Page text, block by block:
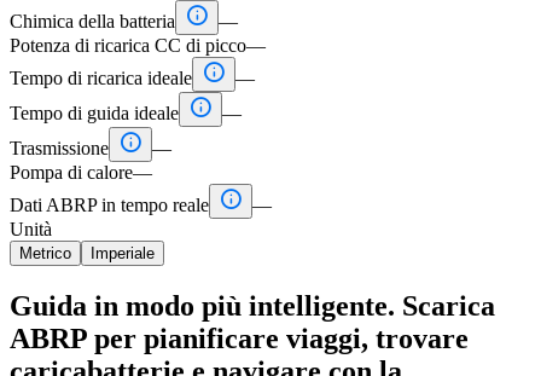
Chimica della batteria
 —
Potenza di ricarica CC di picco—
Tempo di ricarica ideale  —
Tempo di guida ideale  —
Trasmissione  —
Pompa di calore—
Dati ABRP in tempo reale  —
Unità
Metrico Imperiale
Guida in modo più intelligente. Scarica
ABRP per pianificare viaggi, trovare